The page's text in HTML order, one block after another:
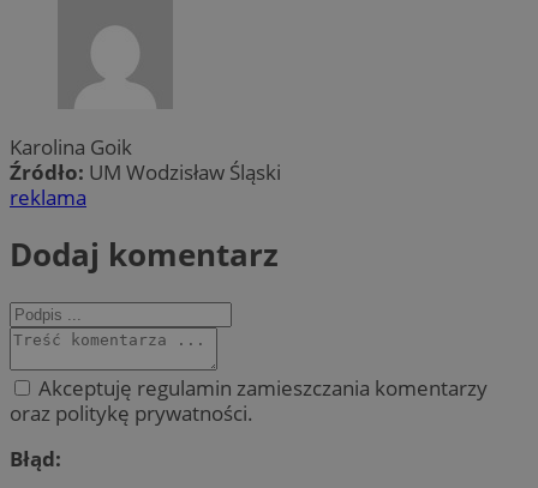
Karolina Goik
Źródło: UM Wodzisław Śląski
reklama
Dodaj komentarz
Akceptuję regulamin zamieszczania komentarzy
oraz politykę prywatności.
Błąd: